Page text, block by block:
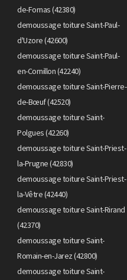
de-Fornas (42380)
demoussage toiture Saint-Paul-
d'Uzore (42600)
demoussage toiture Saint-Paul-
en-Cornillon (42240)
demoussage toiture Saint-Pierre-
de-Bœuf (42520)
demoussage toiture Saint-
Polgues (42260)
demoussage toiture Saint-Priest-
la-Prugne (42830)
demoussage toiture Saint-Priest-
la-Vêtre (42440)
demoussage toiture Saint-Rirand
(42370)
demoussage toiture Saint-
Romain-en-Jarez (42800)
demoussage toiture Saint-